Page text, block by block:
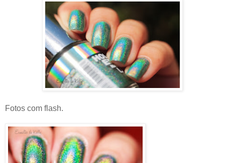
Fotos com flash.